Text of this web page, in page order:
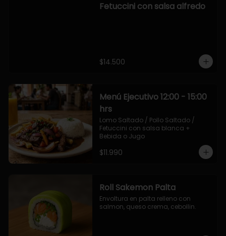
Fetuccini con salsa alfredo
$14.500
Menú Ejecutivo 12:00 - 15:00
hrs
Lomo Saltado / Pollo Saltado /
Fetuccini con salsa blanca +
Bebida o Jugo
$11.990
Roll Sakemon Palta
Envoltura en palta relleno con
salmon, queso crema, cebollin.